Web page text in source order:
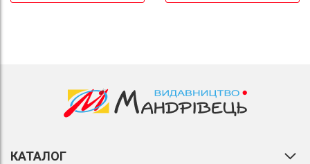
КАТАЛОГ